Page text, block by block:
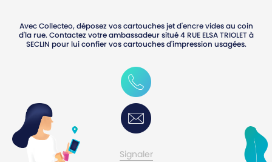
Avec Collecteo, déposez vos cartouches jet d'encre vides au coin
d'la rue. Contactez votre ambassadeur situé4 RUE ELSA TRIOLETà
SECLIN pour lui confier vos cartouches d'impression usagées.
0750475575
Signaler